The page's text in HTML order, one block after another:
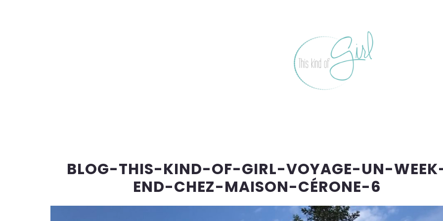
BLOG-THIS-KIND-OF-GIRL-VOYAGE-UN-
END-CHEZ-MAISON-CÉRONE-6